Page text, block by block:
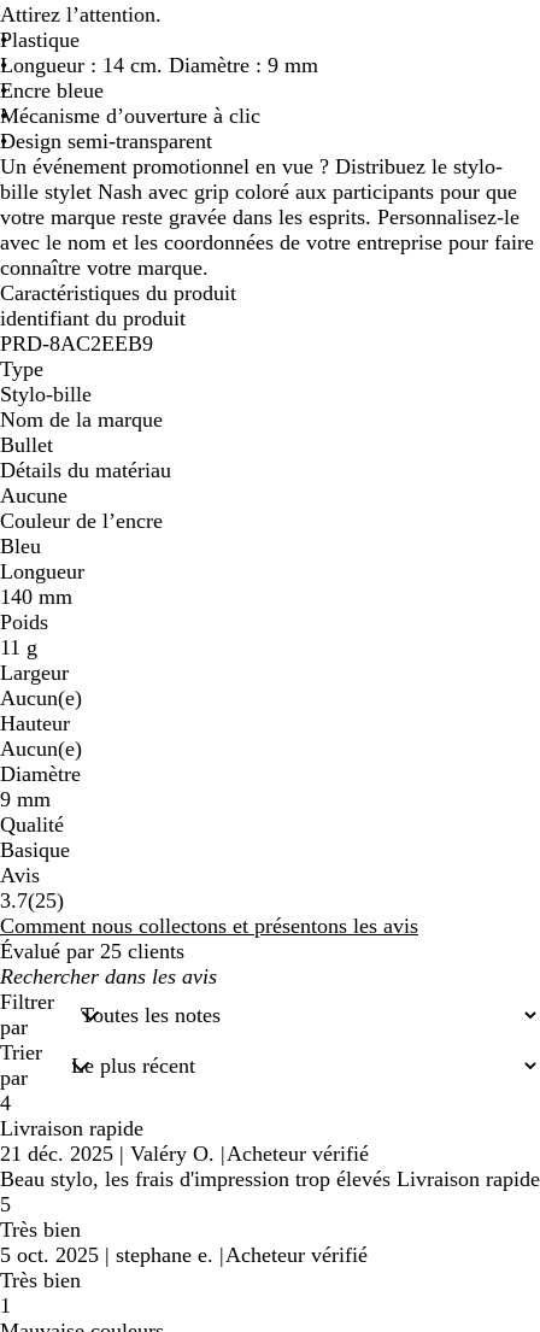
r
t
c
i
t
r
o
n
s
e
u
n
e
a
n
g
e
u
g
e
a
n
o
l
e
t
r
t
e
u
a
n
c
Attirez l’attention.
Plastique
Longueur : 14 cm. Diamètre : 9 mm
Encre bleue
Mécanisme d’ouverture à clic
Design semi-transparent
Un événement promotionnel en vue ? Distribuez le stylo-
bille stylet Nash avec grip coloré aux participants pour que
votre marque reste gravée dans les esprits. Personnalisez-le
avec le nom et les coordonnées de votre entreprise pour faire
connaître votre marque.
Caractéristiques du produit
identifiant du produit
PRD-8AC2EEB9
Type
Stylo-bille
Nom de la marque
Bullet
Détails du matériau
Aucune
Couleur de l’encre
Bleu
Longueur
140 mm
Poids
11 g
Largeur
Aucun(e)
Hauteur
Aucun(e)
Diamètre
9 mm
Qualité
Basique
Avis
3.7(2525
avis
)
Comment nous collectons et présentons les avis
Évalué par 25 clients
Mes
recherches
saisies
Filtrer
par
Trier
par
4
Livraison rapide
21 déc. 2025 | Valéry O. |Acheteur vérifié
Beau stylo, les frais d'impression trop élevés Livraison rapide
5
Très bien
5 oct. 2025 | stephane e. |Acheteur vérifié
Très bien
1